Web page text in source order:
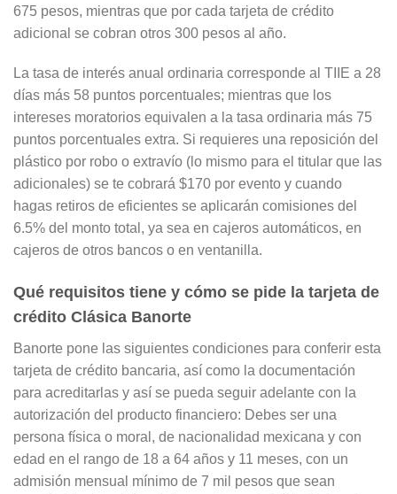
675 pesos, mientras que por cada tarjeta de crédito
adicional se cobran otros 300 pesos al año.
La tasa de interés anual ordinaria corresponde al TIIE a 28
días más 58 puntos porcentuales; mientras que los
intereses moratorios equivalen a la tasa ordinaria más 75
puntos porcentuales extra. Si requieres una reposición del
plástico por robo o extravío (lo mismo para el titular que las
adicionales) se te cobrará $170 por evento y cuando
hagas retiros de eficientes se aplicarán comisiones del
6.5% del monto total, ya sea en cajeros automáticos, en
cajeros de otros bancos o en ventanilla.
Qué requisitos tiene y cómo se pide la tarjeta de
crédito Clásica Banorte
Banorte pone las siguientes condiciones para conferir esta
tarjeta de crédito bancaria, así como la documentación
para acreditarlas y así se pueda seguir adelante con la
autorización del producto financiero: Debes ser una
persona física o moral, de nacionalidad mexicana y con
edad en el rango de 18 a 64 años y 11 meses, con un
admisión mensual mínimo de 7 mil pesos que sean